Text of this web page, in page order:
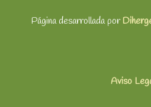
Página desarrollada por
Aviso